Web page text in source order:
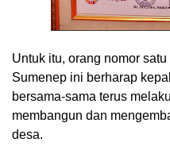
Untuk itu, orang nomor
Sumenep ini berharap
bersama-sama terus
membangun dan
desa.